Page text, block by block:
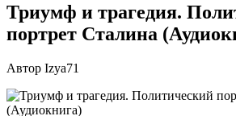
Триумф и трагедия.
портрет Сталина
Автор Izya71